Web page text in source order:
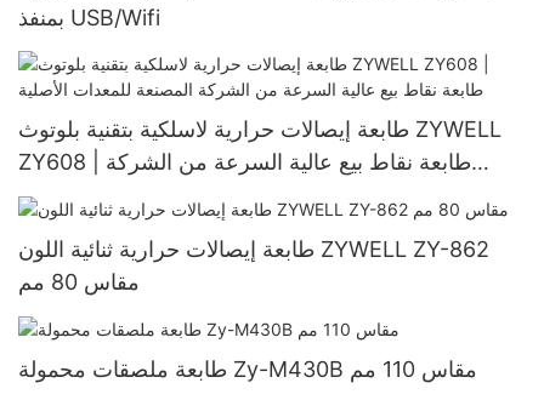
بمنفذ USB/Wifi
طابعة إيصالات حرارية لاسلكية بتقنية بلوتوث ZYWELL
ZY608 | طابعة نقاط بيع عالية السرعة من الشركة
المصنعة للمعدات الأصلية
طابعة إيصالات حرارية ثنائية اللون ZYWELL ZY-862
مقاس 80 مم
طابعة ملصقات محمولة Zy-M430B مقاس 110 مم